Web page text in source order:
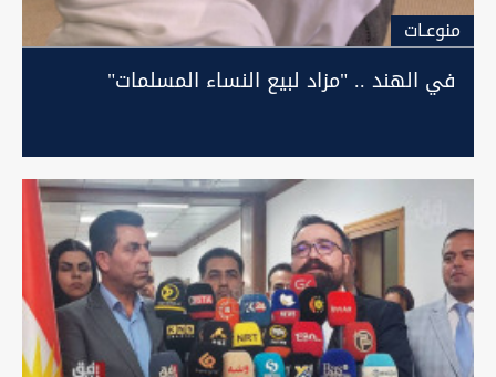
منوعـات
في الهند .. "مزاد لبيع النساء المسلمات"